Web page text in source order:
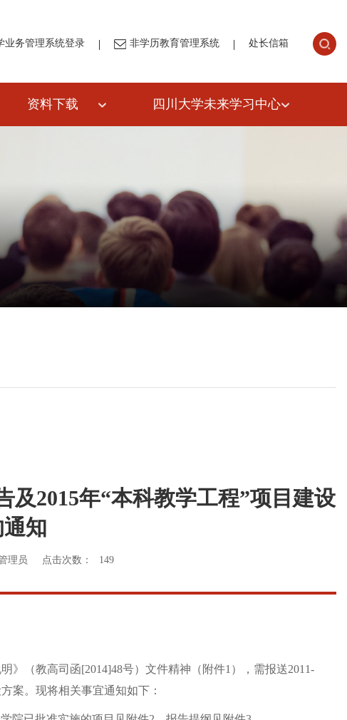
业务管理系统登录 | 非学历教育管理系统 | 处长信箱
资料下载 四川大学未来学习中心
及2015年“本科教学工程”项目建设
知
理员 点击次数： 149
（教高司函[2014]48号）文件精神（附件1），需报送2011-
案。现将相关事宜通知如下：